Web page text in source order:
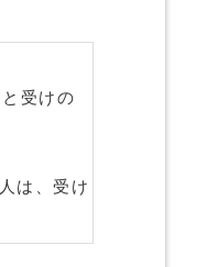
受けの
は、受け